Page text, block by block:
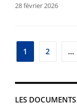
28 février 2026
1 2 …
LES